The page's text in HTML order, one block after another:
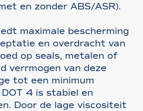
en zonder ABS/ASR).
maximale bescherming
en overdracht van
op seals, metalen of
verrmogen van deze
tot een minimum
4 is stabiel en
Door de lage viscositeit